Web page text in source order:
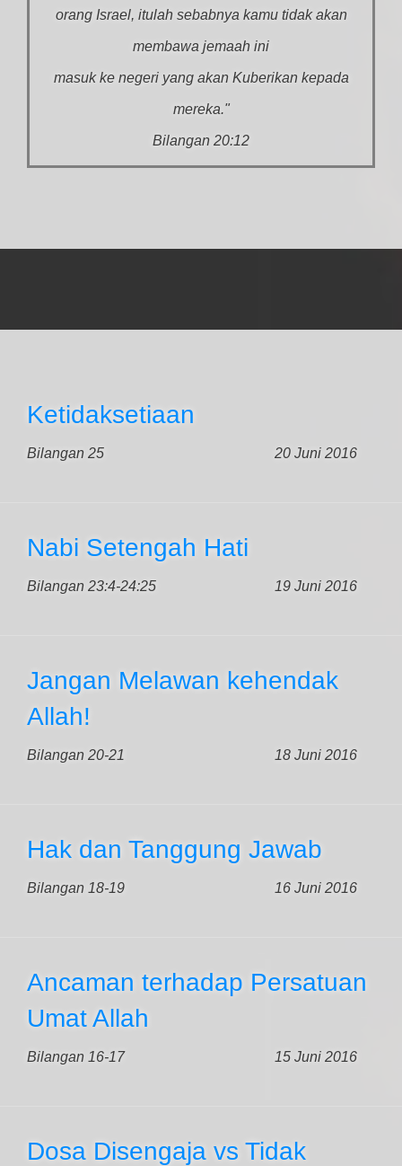
orang Israel, itulah sebabnya kamu tidak akan
membawa jemaah ini
masuk ke negeri yang akan Kuberikan kepada
mereka."
Bilangan 20:12
Ketidaksetiaan
Bilangan 25 20 Juni 2016
Nabi Setengah Hati
Bilangan 23:4-24:25 19 Juni 2016
Jangan Melawan kehendak
Allah!
Bilangan 20-21 18 Juni 2016
Hak dan Tanggung Jawab
Bilangan 18-19 16 Juni 2016
Ancaman terhadap Persatuan
Umat Allah
Bilangan 16-17 15 Juni 2016
Dosa Disengaja vs Tidak